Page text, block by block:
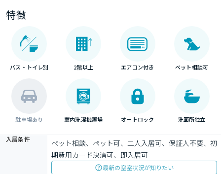
特徴
バス・トイレ別 2階以上 エアコン付き ペット相談可
駐車場あり 室内洗濯機置場 オートロック 洗面所独立
入居条件
ペット相談、ペット可、二人入居可、保証人不要、初
期費用カード決済可、即入居可
最新の空室状況が知りたい